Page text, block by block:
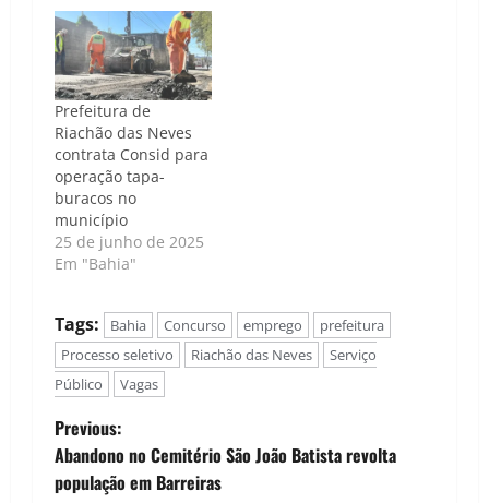
Prefeitura de
Riachão das Neves
contrata Consid para
operação tapa-
buracos no
município
25 de junho de 2025
Em "Bahia"
Tags: Bahia Concurso emprego
prefeitura
Processo seletivo
Riachão das Neves
Serviço
Público
Vagas
P
o
Previous:
Abandono no Cemitério São João Batista revolta
população em Barreiras